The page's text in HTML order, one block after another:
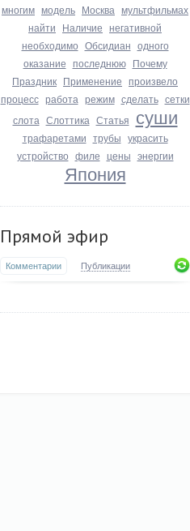
многим модель Москва мультфильмах
найти Наличие негативной
необходимо Обсидиан одного
оказание последнюю Почему
Праздник Применение произвело
процесс работа режим сделать сетки
слота Слоттика Статья суши
трафаретами трубы украсить
устройство филе цены энергии
Япония
Прямой эфир
Комментарии Публикации